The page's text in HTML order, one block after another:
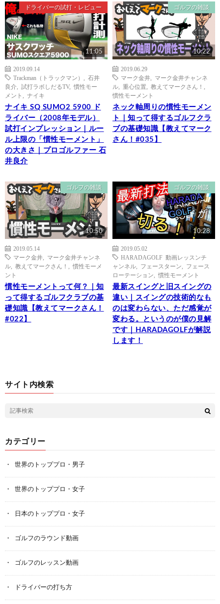
ドライバーの試打・レビュー
11:05
2019.09.14
Trackman（トラックマン）
石井
良介
試打ラボしだるTV, 慣性モー
メント
ナイキ
ナイキ SQ SUMO2 5900 ド
ライバー（2008年モデル）
試打インプレッション｜ルー
ル上限の「慣性モーメント」
の大きさ｜プロゴルファー 石
井良介
ゴルフの雑談
10:22
2019.06.29
マーク金井
マーク金井チャンネ
ル
重心位置 教えてマークさん！
慣性モーメント
ネック軸周りの慣性モーメン
ト｜知って得するゴルフクラ
ブの基礎知識【教えてマーク
さん！#035】
ゴルフの雑談
10:50
2019.05.14
マーク金井
マーク金井チャンネ
ル
教えてマークさん！
慣性モーメ
ント
慣性モーメントって何？｜知
って得するゴルフクラブの基
礎知識【教えてマークさん！
#022】
ゴルフの雑談
10:28
2019.05.02
HARADAGOLF 動画レッスンチ
ャンネル
フェースターン
フェース
ローテーション
慣性モーメント
最新スイングと旧スイングの
違い｜スイングの技術的なも
のは変わらない、ただ感覚が
変わる。というのが僕の見解
です｜HARADAGOLFが解説
します！
サイト内検索
カテゴリー
世界のトッププロ・男子
世界のトッププロ・女子
日本のトッププロ・女子
ゴルフのラウンド動画
ゴルフのレッスン動画
ドライバーの打ち方